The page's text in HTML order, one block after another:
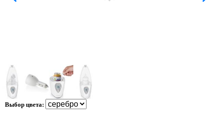
Выбор цвета: